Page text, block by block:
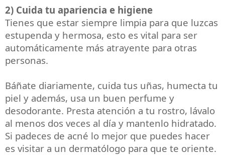
2) Cuida tu apariencia e higiene
Tienes que estar siempre limpia para que luzcas
estupenda y hermosa, esto es vital para ser
automáticamente más atrayente para otras
personas.
Báñate diariamente, cuida tus uñas, humecta tu
piel y además, usa un buen perfume y
desodorante. Presta atención a tu rostro, lávalo
al menos dos veces al día y mantenlo hidratado.
Si padeces de acné lo mejor que puedes hacer
es visitar a un dermatólogo para que te oriente.